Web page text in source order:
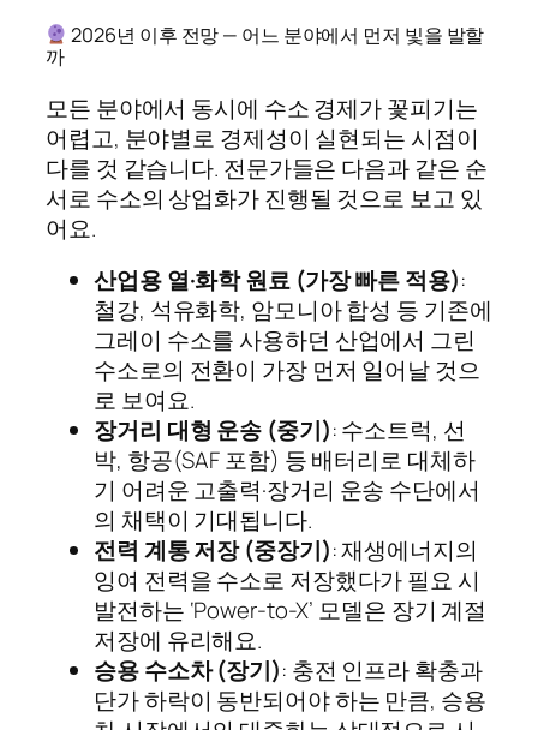
2026년 이후 전망 — 어느 분야에서 먼저 빛을 발할
까
모든 분야에서 동시에 수소 경제가 꽃피기는
어렵고, 분야별로 경제성이 실현되는 시점이
다를 것 같습니다. 전문가들은 다음과 같은 순
서로 수소의 상업화가 진행될 것으로 보고 있
어요.
산업용 열·화학 원료 (가장 빠른 적용):
철강, 석유화학, 암모니아 합성 등 기존에
그레이 수소를 사용하던 산업에서 그린
수소로의 전환이 가장 먼저 일어날 것으
로 보여요.
장거리 대형 운송 (중기): 수소트럭, 선
박, 항공(SAF 포함) 등 배터리로 대체하
기 어려운 고출력·장거리 운송 수단에서
의 채택이 기대됩니다.
전력 계통 저장 (중장기): 재생에너지의
잉여 전력을 수소로 저장했다가 필요 시
발전하는 ‘Power-to-X’ 모델은 장기 계절
저장에 유리해요.
승용 수소차 (장기): 충전 인프라 확충과
단가 하락이 동반되어야 하는 만큼, 승용